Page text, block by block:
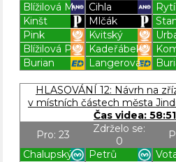
Blížilová M.
Cihla
Kinšt
Mlčák
Pink
Kvitský
Blížilová P.
Kadeřábek
Burian
Langerová
HLASOVÁNÍ 12: Návrh na
v místních částech města
Čas videa:
Pro: 23
Zdrželo se:
0
Chalupský
Petrů